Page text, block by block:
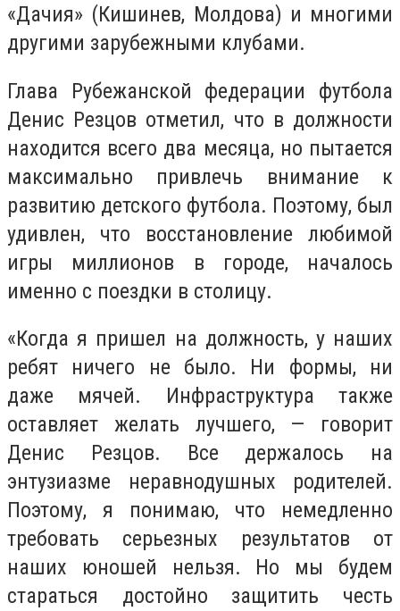
«Дачия» (Кишинев, Молдова) и многими
другими зарубежными клубами.
Глава Рубежанской федерации футбола
Денис Резцов отметил, что в должности
находится всего два месяца, но пытается
максимально привлечь внимание к
развитию детского футбола. Поэтому, был
удивлен, что восстановление любимой
игры миллионов в городе, началось
именно с поездки в столицу.
«Когда я пришел на должность, у наших
ребят ничего не было. Ни формы, ни
даже мячей. Инфраструктура также
оставляет желать лучшего, — говорит
Денис Резцов. Все держалось на
энтузиазме неравнодушных родителей.
Поэтому, я понимаю, что немедленно
требовать серьезных результатов от
наших юношей нельзя. Но мы будем
стараться достойно защитить честь